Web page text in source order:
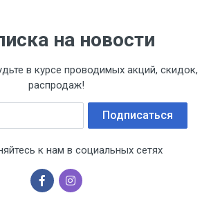
на новости
в курсе проводимых акций, скидок,
распродаж!
Подписаться
к нам в социальных сетях